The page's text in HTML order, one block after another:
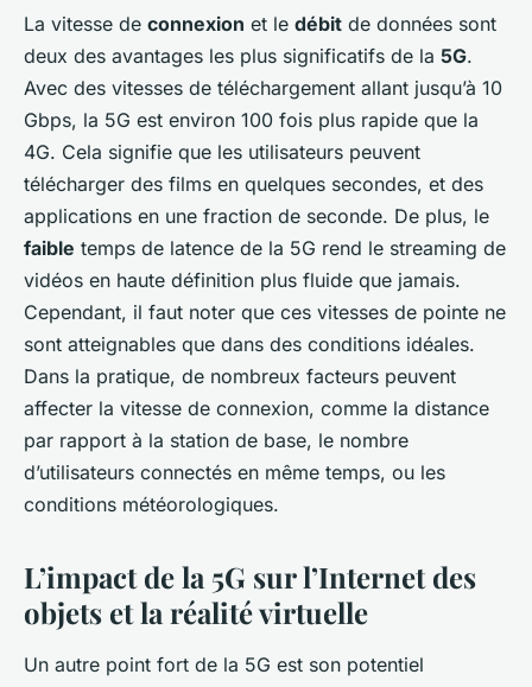
La vitesse de connexion et le débit de données sont
deux des avantages les plus significatifs de la 5G.
Avec des vitesses de téléchargement allant jusqu’à 10
Gbps, la 5G est environ 100 fois plus rapide que la
4G. Cela signifie que les utilisateurs peuvent
télécharger des films en quelques secondes, et des
applications en une fraction de seconde. De plus, le
faible temps de latence de la 5G rend le streaming de
vidéos en haute définition plus fluide que jamais.
Cependant, il faut noter que ces vitesses de pointe ne
sont atteignables que dans des conditions idéales.
Dans la pratique, de nombreux facteurs peuvent
affecter la vitesse de connexion, comme la distance
par rapport à la station de base, le nombre
d’utilisateurs connectés en même temps, ou les
conditions météorologiques.
L’impact de la 5G sur l’Internet des
objets et la réalité virtuelle
Un autre point fort de la 5G est son potentiel